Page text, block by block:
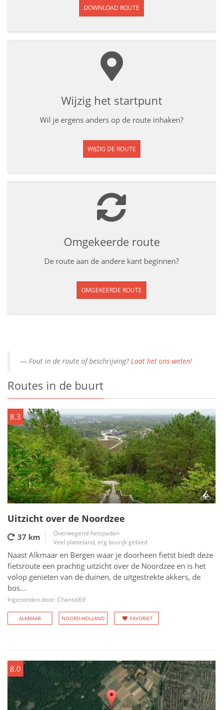
DOWNLOAD ROUTE
Wijzig het startpunt
Wil je ergens anders op de route inhaken?
WIJZIG DE ROUTE
Omgekeerde route
De route aan de andere kant beginnen?
OMGEKEERDE ROUTE
Fout in de route of beschrijving?Laat het ons weten!
Routes in de buurt
8.3
Uitzicht over de Noordzee
37 km
Overwegend fietspaden
Veel platteland, erg bosrijk gebied
Naast Alkmaar en Bergen waar je doorheen fietst biedt deze
fietsroute een prachtig uitzicht over de Noordzee en is het
volop genieten van de duinen, de uitgestrekte akkers, de
bos...
Ingezonden door: Chantal69
ALKMAAR NOORD-HOLLAND FAVORIET
8.0